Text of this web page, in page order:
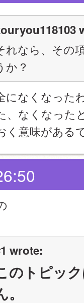
れなら、その
か？
になくなった
、なくなった
く意味がある
wrote:
のトピッ
。